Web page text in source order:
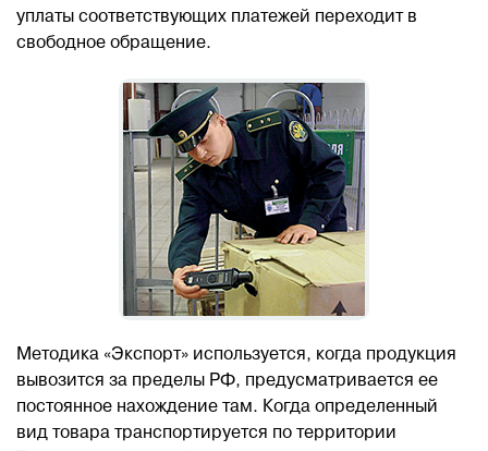
уплаты соответствующих платежей переходит в
свободное обращение.
Методика «Экспорт» используется, когда продукция
вывозится за пределы РФ, предусматривается ее
постоянное нахождение там. Когда определенный
вид товара транспортируется по территории